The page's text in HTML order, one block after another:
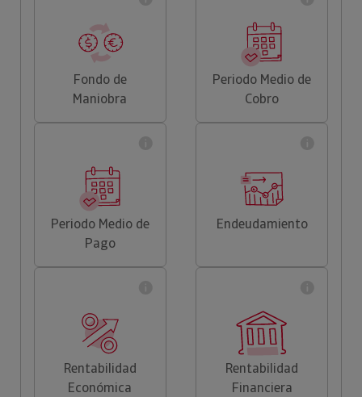
Fondo de
Maniobra
Periodo Medio de
Cobro
Periodo Medio de
Pago
Endeudamiento
Rentabilidad
Económica
Rentabilidad
Financiera